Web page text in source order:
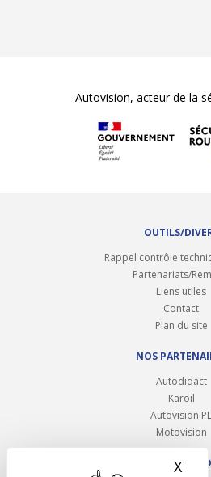
X
Autovision, acteur de la
OUTILS/
Rappel contrôle
Partenariats/
Liens utiles
Contact
Plan du site
NOS
Autodidact
Karoil
Autovision PL
Motovision
NOUS